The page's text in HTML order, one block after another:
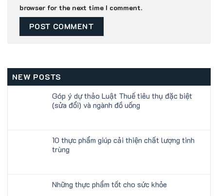
browser for the next time I comment.
NEW POSTS
Góp ý dự thảo Luật Thuế tiêu thụ đặc biệt
(sửa đổi) và ngành đồ uống
10 thực phẩm giúp cải thiện chất lượng tinh
trùng
Những thực phẩm tốt cho sức khỏe